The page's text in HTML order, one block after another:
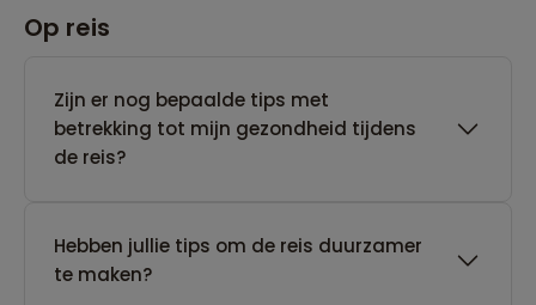
Op reis
Zijn er nog bepaalde tips met
betrekking tot mijn gezondheid tijdens
de reis?
Hebben jullie tips om de reis duurzamer
te maken?